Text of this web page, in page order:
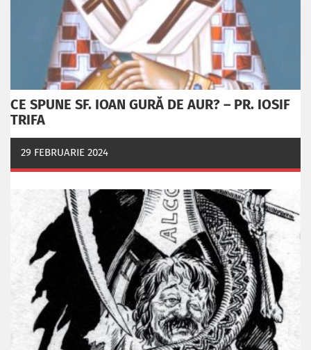
CE SPUNE SF. IOAN GURĂ DE AUR? – PR. IOSIF
TRIFA
29 FEBRUARIE 2024